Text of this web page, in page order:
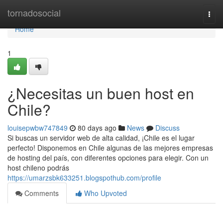
tornadosocial
Home
Home
1
¿Necesitas un buen host en
Chile?
louisepwbw747849 80 days ago News
Discuss
Si buscas un servidor web de alta calidad, ¡Chile es el lugar
perfecto! Disponemos en Chile algunas de las mejores empresas
de hosting del país, con diferentes opciones para elegir. Con un
host chileno podrás
https://umarzsbk633251.blogspothub.com/profile
Comments
Who Upvoted